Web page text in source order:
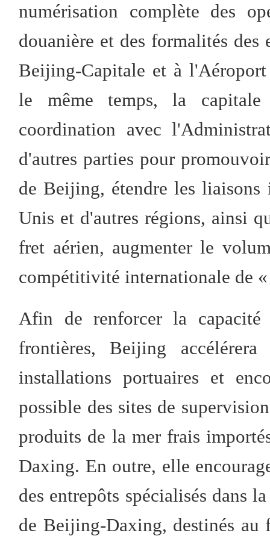
numérisation complète des
douanière et des formalités
Beijing-Capitale et à
le même temps, la
coordination avec
d'autres parties pour
de Beijing, étendre les liaisons
Unis et d'autres régions, ainsi
fret aérien, augmenter le
compétitivité internationale de
Afin de renforcer la capacité
frontières, Beijing
installations portuaires et
possible des sites de
produits de la mer frais
Daxing. En outre, elle
des entrepôts spécialisés dans
de Beijing-Daxing, destinés au